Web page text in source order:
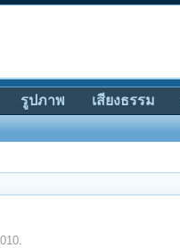
.
รูปภาพ เสียงธรรม